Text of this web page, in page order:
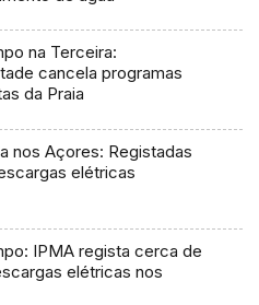
na Terceira:
cancela programas
da Praia
nos Açores: Registadas
elétricas
IPMA regista cerca de
elétricas nos